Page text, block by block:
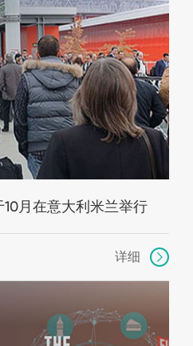
月在意大利米兰举行
详细 